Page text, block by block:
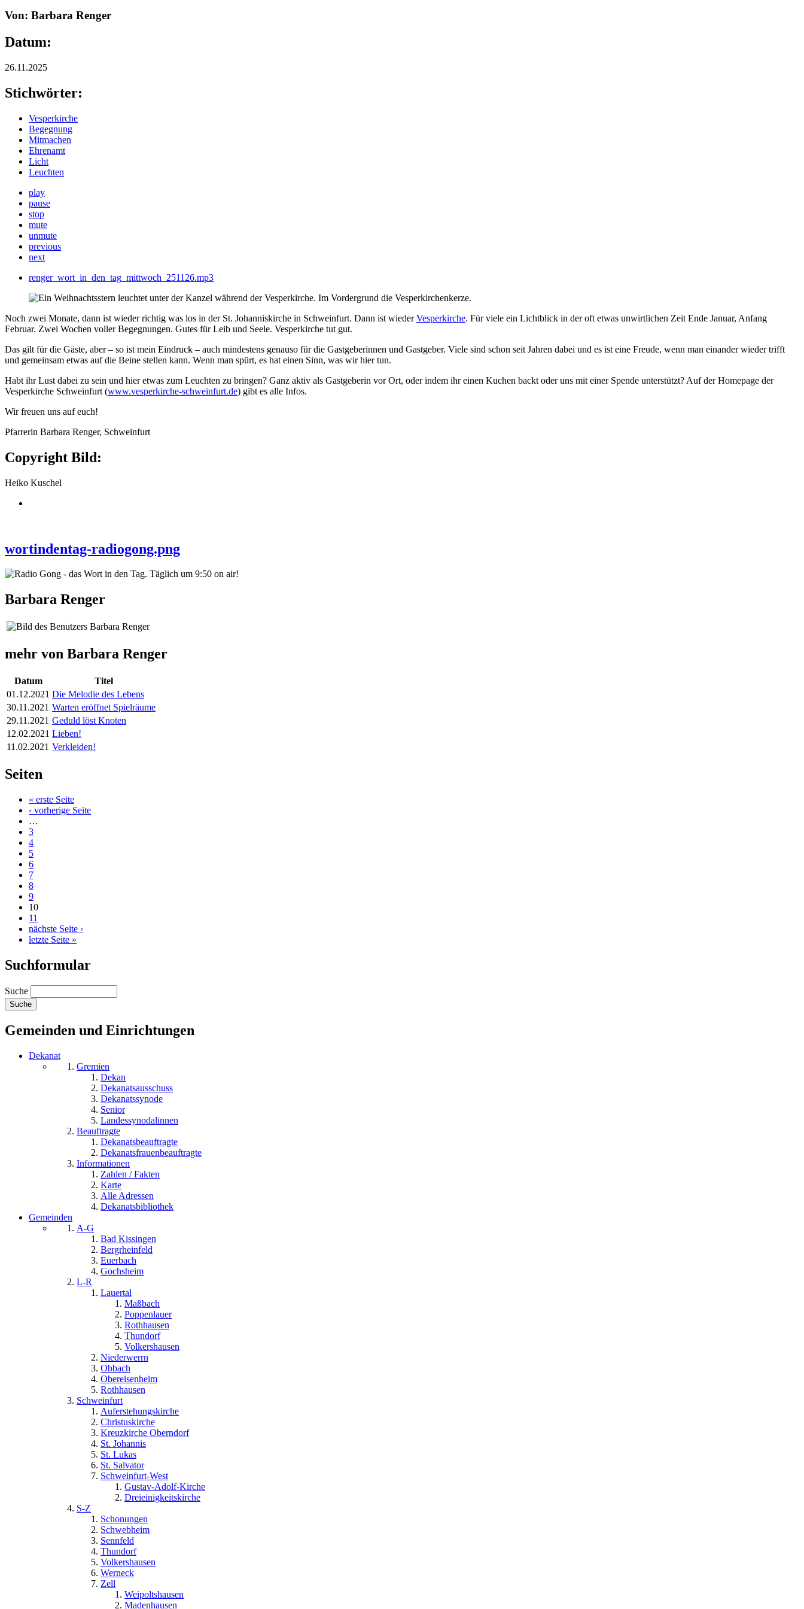
Von: Barbara Renger
Datum:
26.11.2025
Stichwörter:
Vesperkirche
Begegnung
Mitmachen
Ehrenamt
Licht
Leuchten
play
pause
stop
mute
unmute
previous
next
renger_wort_in_den_tag_mittwoch_251126.mp3
Noch zwei Monate, dann ist wieder richtig was los in der St. Johanniskirche in Schweinfurt. Dann ist wiederVesperkirche. Für viele ein Lichtblick in der oft etwas unwirtlichen Zeit Ende Januar, Anfang
Februar. Zwei Wochen voller Begegnungen. Gutes für Leib und Seele. Vesperkirche tut gut.
Das gilt für die Gäste, aber – so ist mein Eindruck – auch mindestens genauso für die Gastgeberinnen und Gastgeber. Viele sind schon seit Jahren dabei und es ist eine Freude, wenn man einander wieder trifft
und gemeinsam etwas auf die Beine stellen kann. Wenn man spürt, es hat einen Sinn, was wir hier tun.
Habt ihr Lust dabei zu sein und hier etwas zum Leuchten zu bringen? Ganz aktiv als Gastgeberin vor Ort, oder indem ihr einen Kuchen backt oder uns mit einer Spende unterstützt? Auf der Homepage der
Vesperkirche Schweinfurt (www.vesperkirche-schweinfurt.de) gibt es alle Infos.
Wir freuen uns auf euch!
Pfarrerin Barbara Renger, Schweinfurt
Copyright Bild:
Heiko Kuschel
wortindentag-radiogong.png
Barbara Renger
mehr von Barbara Renger
Datum
Titel
01.12.2021 Die Melodie des Lebens
30.11.2021 Warten eröffnet Spielräume
29.11.2021 Geduld löst Knoten
12.02.2021 Lieben!
11.02.2021 Verkleiden!
Seiten
« erste Seite
‹ vorherige Seite
…
3
4
5
6
7
8
9
10
11
nächste Seite ›
letzte Seite »
Suchformular
Suche
Gemeinden und Einrichtungen
Dekanat
Gremien
Dekan
Dekanatsausschuss
Dekanatssynode
Senior
Landessynodalinnen
Beauftragte
Dekanatsbeauftragte
Dekanatsfrauenbeauftragte
Informationen
Zahlen / Fakten
Karte
Alle Adressen
Dekanatsbibliothek
Gemeinden
A-G
Bad Kissingen
Bergrheinfeld
Euerbach
Gochsheim
L-R
Lauertal
Maßbach
Poppenlauer
Rothhausen
Thundorf
Volkershausen
Niederwerrn
Obbach
Obereisenheim
Rothhausen
Schweinfurt
Auferstehungskirche
Christuskirche
Kreuzkirche Oberndorf
St. Johannis
St. Lukas
St. Salvator
Schweinfurt-West
Gustav-Adolf-Kirche
Dreieinigkeitskirche
S-Z
Schonungen
Schwebheim
Sennfeld
Thundorf
Volkershausen
Werneck
Zell
Weipoltshausen
Madenhausen